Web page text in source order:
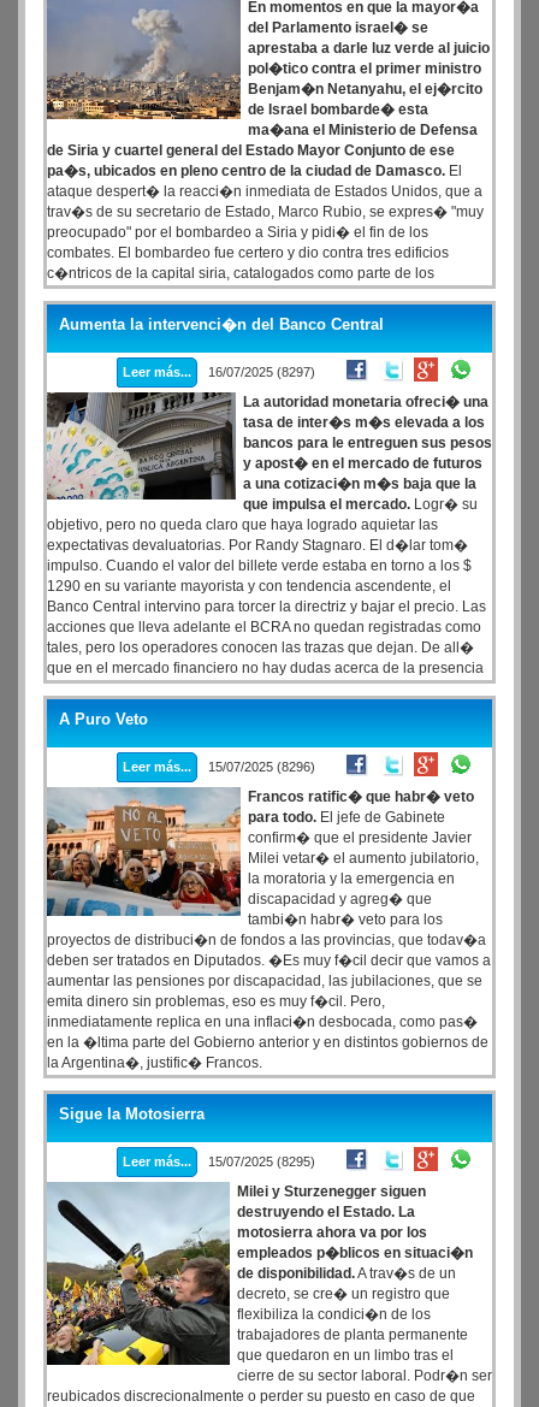
En momentos en que la mayor�a
del Parlamento israel� se
aprestaba a darle luz verde al juicio
pol�tico contra el primer ministro
Benjam�n Netanyahu, el ej�rcito
de Israel bombarde� esta
ma�ana el Ministerio de Defensa
de Siria y cuartel general del Estado Mayor Conjunto de ese
pa�s, ubicados en pleno centro de la ciudad de Damasco. El
ataque despert� la reacci�n inmediata de Estados Unidos, que a
trav�s de su secretario de Estado, Marco Rubio, se expres� "muy
preocupado" por el bombardeo a Siria y pidi� el fin de los
combates. El bombardeo fue certero y dio contra tres edificios
c�ntricos de la capital siria, catalogados como parte de los
objetivos militares que Tel Aviv ten�a en la mira.
Aumenta la intervenci�n del Banco Central
Leer más... 16/07/2025 (8297)
La autoridad monetaria ofreci� una
tasa de inter�s m�s elevada a los
bancos para le entreguen sus pesos
y apost� en el mercado de futuros
a una cotizaci�n m�s baja que la
que impulsa el mercado. Logr� su
objetivo, pero no queda claro que haya logrado aquietar las
expectativas devaluatorias. Por Randy Stagnaro. El d�lar tom�
impulso. Cuando el valor del billete verde estaba en torno a los $
1290 en su variante mayorista y con tendencia ascendente, el
Banco Central intervino para torcer la directriz y bajar el precio. Las
acciones que lleva adelante el BCRA no quedan registradas como
tales, pero los operadores conocen las trazas que dejan. De all�
que en el mercado financiero no hay dudas acerca de la presencia
de la autoridad monetaria para influir en los mercados cambiarios.
A Puro Veto
Leer más... 15/07/2025 (8296)
Francos ratific� que habr� veto
para todo. El jefe de Gabinete
confirm� que el presidente Javier
Milei vetar� el aumento jubilatorio,
la moratoria y la emergencia en
discapacidad y agreg� que
tambi�n habr� veto para los
proyectos de distribuci�n de fondos a las provincias, que todav�a
deben ser tratados en Diputados. �Es muy f�cil decir que vamos a
aumentar las pensiones por discapacidad, las jubilaciones, que se
emita dinero sin problemas, eso es muy f�cil. Pero,
inmediatamente replica en una inflaci�n desbocada, como pas�
en la �ltima parte del Gobierno anterior y en distintos gobiernos de
la Argentina�, justific� Francos.
Sigue la Motosierra
Leer más... 15/07/2025 (8295)
Milei y Sturzenegger siguen
destruyendo el Estado. La
motosierra ahora va por los
empleados p�blicos en situaci�n
de disponibilidad.A trav�s de un
decreto, se cre� un registro que
flexibiliza la condici�n de los
trabajadores de planta permanente
que quedaron en un limbo tras el
cierre de su sector laboral. Podr�n ser
reubicados discrecionalmente o perder su puesto en caso de que